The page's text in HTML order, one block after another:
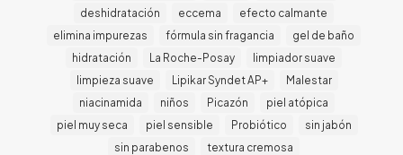
deshidratación
eccema
efecto calmante
elimina impurezas
fórmula sin fragancia
gel de baño
hidratación
La Roche-Posay
limpiador suave
limpieza suave
Lipikar Syndet AP+
Malestar
niacinamida
niños Picazón
piel atópica
piel muy seca
piel sensible Probiótico
sin jabón
sin parabenos
textura cremosa